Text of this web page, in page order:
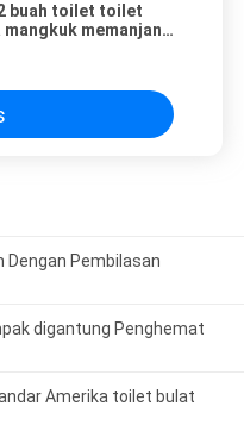
buah toilet toilet
memanjang
Dengan Pembilasan
digantung Penghemat
Amerika toilet bulat